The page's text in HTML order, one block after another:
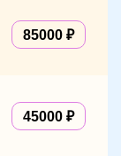
85000
45000